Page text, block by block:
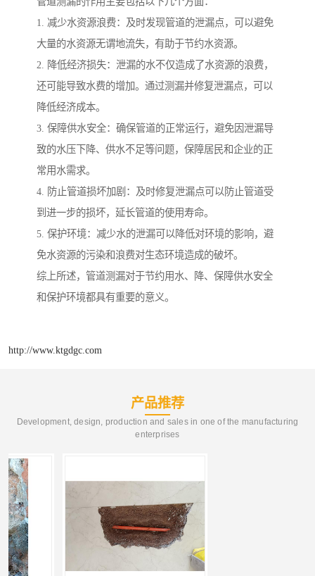
1. 减少水资源浪费：及时发现管道的泄漏点，可以避免
大量的水资源无谓地流失，有助于节约水资源。
2. 降低经济损失：泄漏的水不仅造成了水资源的浪费，
还可能导致水费的增加。通过测漏并修复泄漏点，可以
降低经济成本。
3. 保障供水安全：确保管道的正常运行，避免因泄漏导
致的水压下降、供水不足等问题，保障居民和企业的正
常用水需求。
4. 防止管道损坏加剧：及时修复泄漏点可以防止管道受
到进一步的损坏，延长管道的使用寿命。
5. 保护环境：减少水的泄漏可以降低对环境的影响，避
免水资源的污染和浪费对生态环境造成的破坏。
综上所述，管道测漏对于节约用水、降、保障供水安全
和保护环境都具有重要的意义。
http://www.ktgdgc.com
产品推荐
Development, design, production and sales in one of the manufacturing
enterprises